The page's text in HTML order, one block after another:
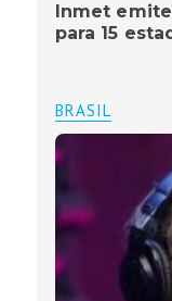
Inmet
para 15
BRASIL